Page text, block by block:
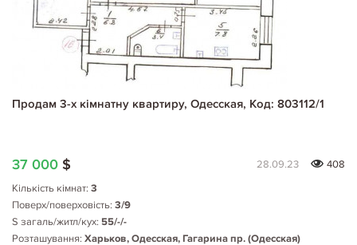
Продам 3-х кімнатну квартиру, Одесская, Код: 803112/1
37 000 $ 28.09.23
408
Кількість кімнат: 3
Поверх/поверховість: 3/9
S загаль/житл/кух: 55/-/-
Розташування: Харьков, Одесская, Гагарина пр. (Одесская)